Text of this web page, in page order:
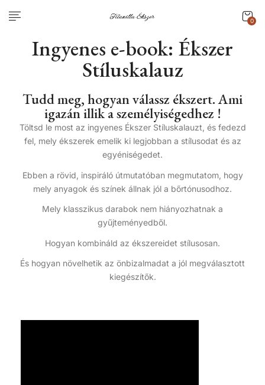
0
Ingyenes e-book: Ékszer
Stíluskalauz
Tudd meg, hogyan válassz ékszert. Ami
igazán illik a személyiségedhez !
Töltsd le most az ingyenes Ékszer Stíluskalauzt, és fedezd
fel, mely ékszerek emelik ki legjobban a stílusodat és az
egyéniségedet.
Ebben a rövid, inspiráló útmutatóban megmutatom, hogy
mely anyagok és színek állnak jól a bőrtónusodhoz.
Mely klasszikus darabok nem hiányozhatnak a
gyűjteményedből.
Hogyan kombináld az ékszereidet stílusosan.
És hogyan növelhetik az önbizalmadat a jól megválasztott
kiegészítők.